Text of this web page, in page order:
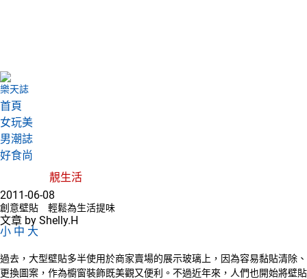
樂天誌
首頁
女玩美
男潮誌
好食尚
靚生活
2011-06-08
創意壁貼 輕鬆為生活提味
文章 by Shelly.H
小 中 大
過去，大型壁貼多半使用於商家賣場的展示玻璃上，因為容易黏貼清除、
更換圖案，作為櫥窗裝飾既美觀又便利。不過近年來，人們也開始將壁貼